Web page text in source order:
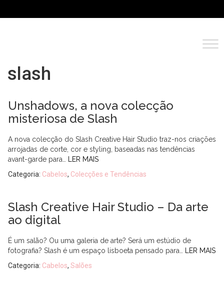
slash
Unshadows, a nova colecção
misteriosa de Slash
A nova colecção do Slash Creative Hair Studio traz-nos criações
arrojadas de corte, cor e styling, baseadas nas tendências
avant-garde para…
LER MAIS
Categoria: Cabelos, Colecções e Tendências
Slash Creative Hair Studio – Da arte
ao digital
É um salão? Ou uma galeria de arte? Será um estúdio de
fotografia? Slash é um espaço lisboeta pensado para…
LER MAIS
Categoria: Cabelos, Salões